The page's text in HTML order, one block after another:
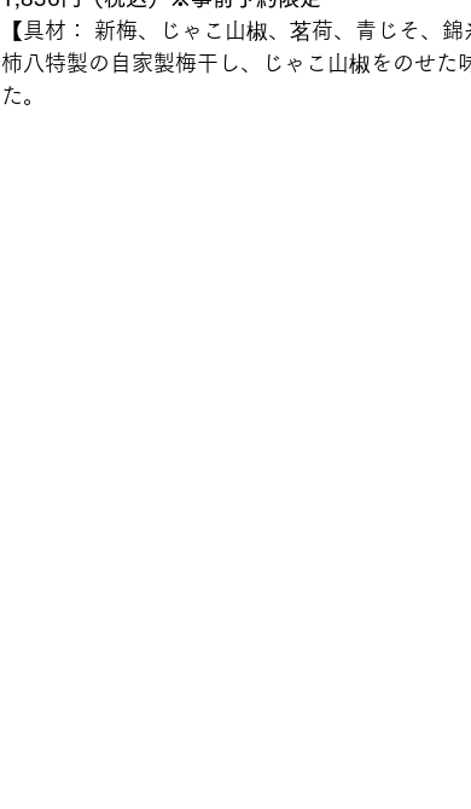
【具材： 新梅、じゃこ山椒、茗荷、青じそ、
柿八特製の自家製梅干し、じゃこ山椒をのせた
た。